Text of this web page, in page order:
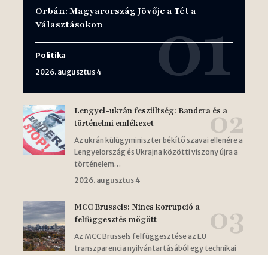
Orbán: Magyarország Jövője a Tét a
Választásokon
Politika
2026. augusztus 4
Lengyel-ukrán feszültség: Bandera és a
történelmi emlékezet
Az ukrán külügyminiszter békítő szavai ellenére a
Lengyelország és Ukrajna közötti viszony újra a
történelem…
2026. augusztus 4
MCC Brussels: Nincs korrupció a
felfüggesztés mögött
Az MCC Brussels felfüggesztése az EU
transzparencia nyilvántartásából egy technikai